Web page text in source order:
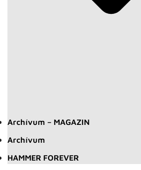
Archívum – MAGAZIN
Archívum
HAMMER FOREVER